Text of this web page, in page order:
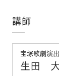
講師
宝塚歌劇演
生田